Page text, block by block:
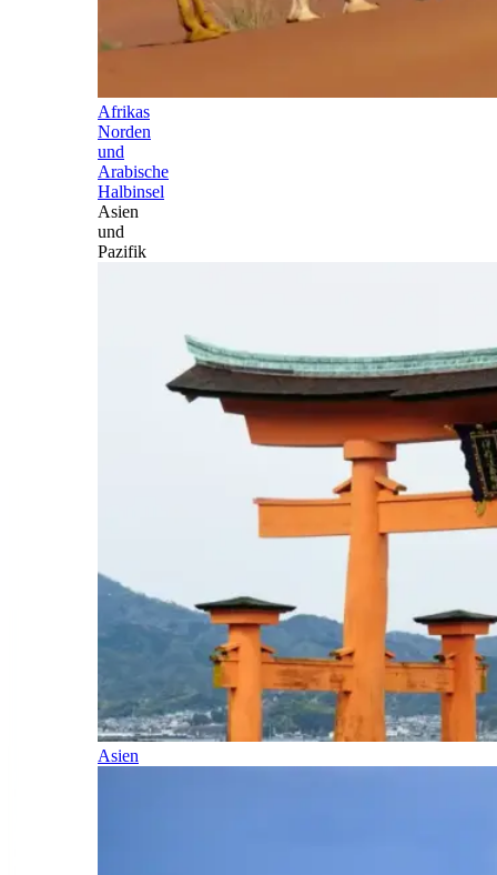
Afrikas
Norden
und
Arabische
Halbinsel
Asien
und
Pazifik
Asien